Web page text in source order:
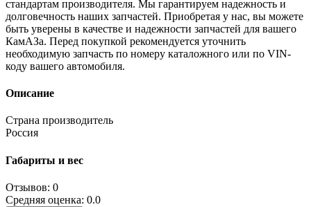
стандартам производителя. Мы гарантируем надежность и
долговечность наших запчастей. Приобретая у нас, вы можете
быть уверены в качестве и надежности запчастей для вашего
КамАЗа. Перед покупкой рекомендуется уточнить
необходимую запчасть по номеру каталожного или по VIN-
коду вашего автомобиля.
Описание
Страна производитель
Россия
Габариты и вес
Отзывов: 0
Средняя оценка: 0.0